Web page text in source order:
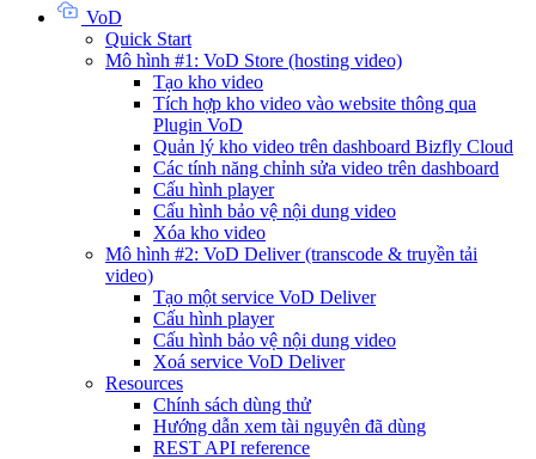
VoD
Quick Start
Mô hình #1: VoD Store (hosting video)
Tạo kho video
Tích hợp kho video vào website thông qua
Plugin VoD
Quản lý kho video trên dashboard Bizfly Cloud
Các tính năng chỉnh sửa video trên dashboard
Cấu hình player
Cấu hình bảo vệ nội dung video
Xóa kho video
Mô hình #2: VoD Deliver (transcode & truyền tải
video)
Tạo một service VoD Deliver
Cấu hình player
Cấu hình bảo vệ nội dung video
Xoá service VoD Deliver
Resources
Chính sách dùng thử
Hướng dẫn xem tài nguyên đã dùng
REST API reference